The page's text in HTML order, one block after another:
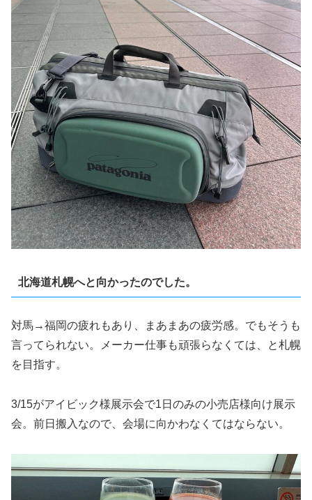
北海道札幌へと向かったのでした。
対馬→福岡の疲れもあり、まあまあの疲労感。でもそうも
言ってられない。メーカー仕事も頑張らなくては、と札幌
を目指す。
3/15がアイビック様展示会で1日のみの小売店様向け展示
会。前日搬入なので、会場に向かわなくてはならない。